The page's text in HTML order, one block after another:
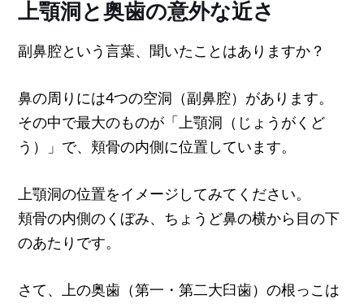
上顎洞と奥歯の意外な近さ
副鼻腔という言葉、聞いたことはありますか？
鼻の周りには4つの空洞（副鼻腔）があります。
その中で最大のものが「上顎洞（じょうがくど
う）」で、頬骨の内側に位置しています。
上顎洞の位置をイメージしてみてください。
頬骨の内側のくぼみ、ちょうど鼻の横から目の下
のあたりです。
さて、上の奥歯（第一・第二大臼歯）の根っこは